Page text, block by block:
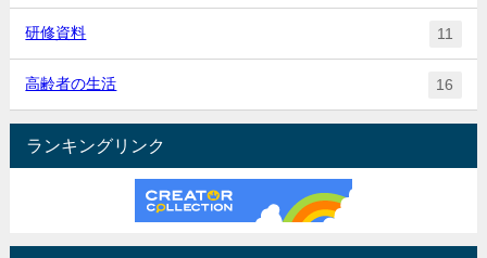
研修資料 11
高齢者の生活 16
ランキングリンク